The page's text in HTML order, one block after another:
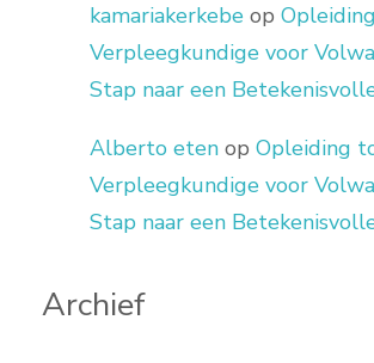
kamariakerkebe op
Verpleegkundige voor
Stap naar een
Alberto eten op Opleiding
Verpleegkundige voor
Stap naar een
Archief